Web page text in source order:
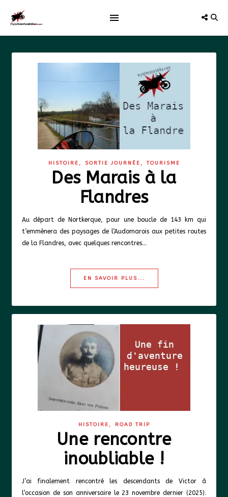
HISTOIRE , SORTIE JOURNÉE , TOURISME
Des Marais à la
Flandres
Au départ de Nortkerque, pour une boucle de 143 km qui
t’emmènera des paysages de l’Audomarois aux petites routes
de la Flandres, avec quelques rencontres…
EN SAVOIR PLUS...
HISTOIRE , ROAD TRIP
Une rencontre
inoubliable !
J’ai finalement rencontré les descendants de Victor à
l’occasion de son anniversaire le 23 novembre dernier (2025).